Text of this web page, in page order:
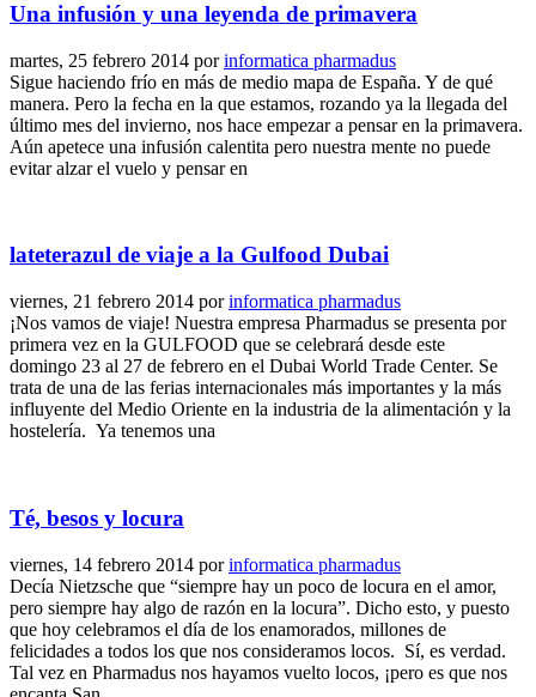
Una infusión y una leyenda de primavera
martes, 25 febrero 2014 porinformatica pharmadus
Sigue haciendo frío en más de medio mapa de España. Y de qué
manera. Pero la fecha en la que estamos, rozando ya la llegada del
último mes del invierno, nos hace empezar a pensar en la primavera.
Aún apetece una infusión calentita pero nuestra mente no puede
evitar alzar el vuelo y pensar en
lateterazul de viaje a la Gulfood Dubai
viernes, 21 febrero 2014 porinformatica pharmadus
¡Nos vamos de viaje! Nuestra empresa Pharmadus se presenta por
primera vez en la GULFOOD que se celebrará desde este
domingo 23 al 27 de febrero en el Dubai World Trade Center. Se
trata de una de las ferias internacionales más importantes y la más
influyente del Medio Oriente en la industria de la alimentación y la
hostelería. Ya tenemos una
Té, besos y locura
viernes, 14 febrero 2014 porinformatica pharmadus
Decía Nietzsche que “siempre hay un poco de locura en el amor,
pero siempre hay algo de razón en la locura”. Dicho esto, y puesto
que hoy celebramos el día de los enamorados, millones de
felicidades a todos los que nos consideramos locos. Sí, es verdad.
Tal vez en Pharmadus nos hayamos vuelto locos, ¡pero es que nos